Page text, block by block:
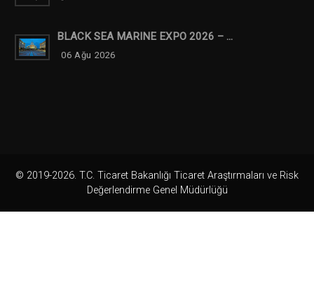
BLACK SEA MARINE EXPO 2026 – ...
06 Ağu 2026
© 2019-2026. T.C. Ticaret Bakanlığı Ticaret Araştırmaları ve Risk
Değerlendirme Genel Müdürlüğü